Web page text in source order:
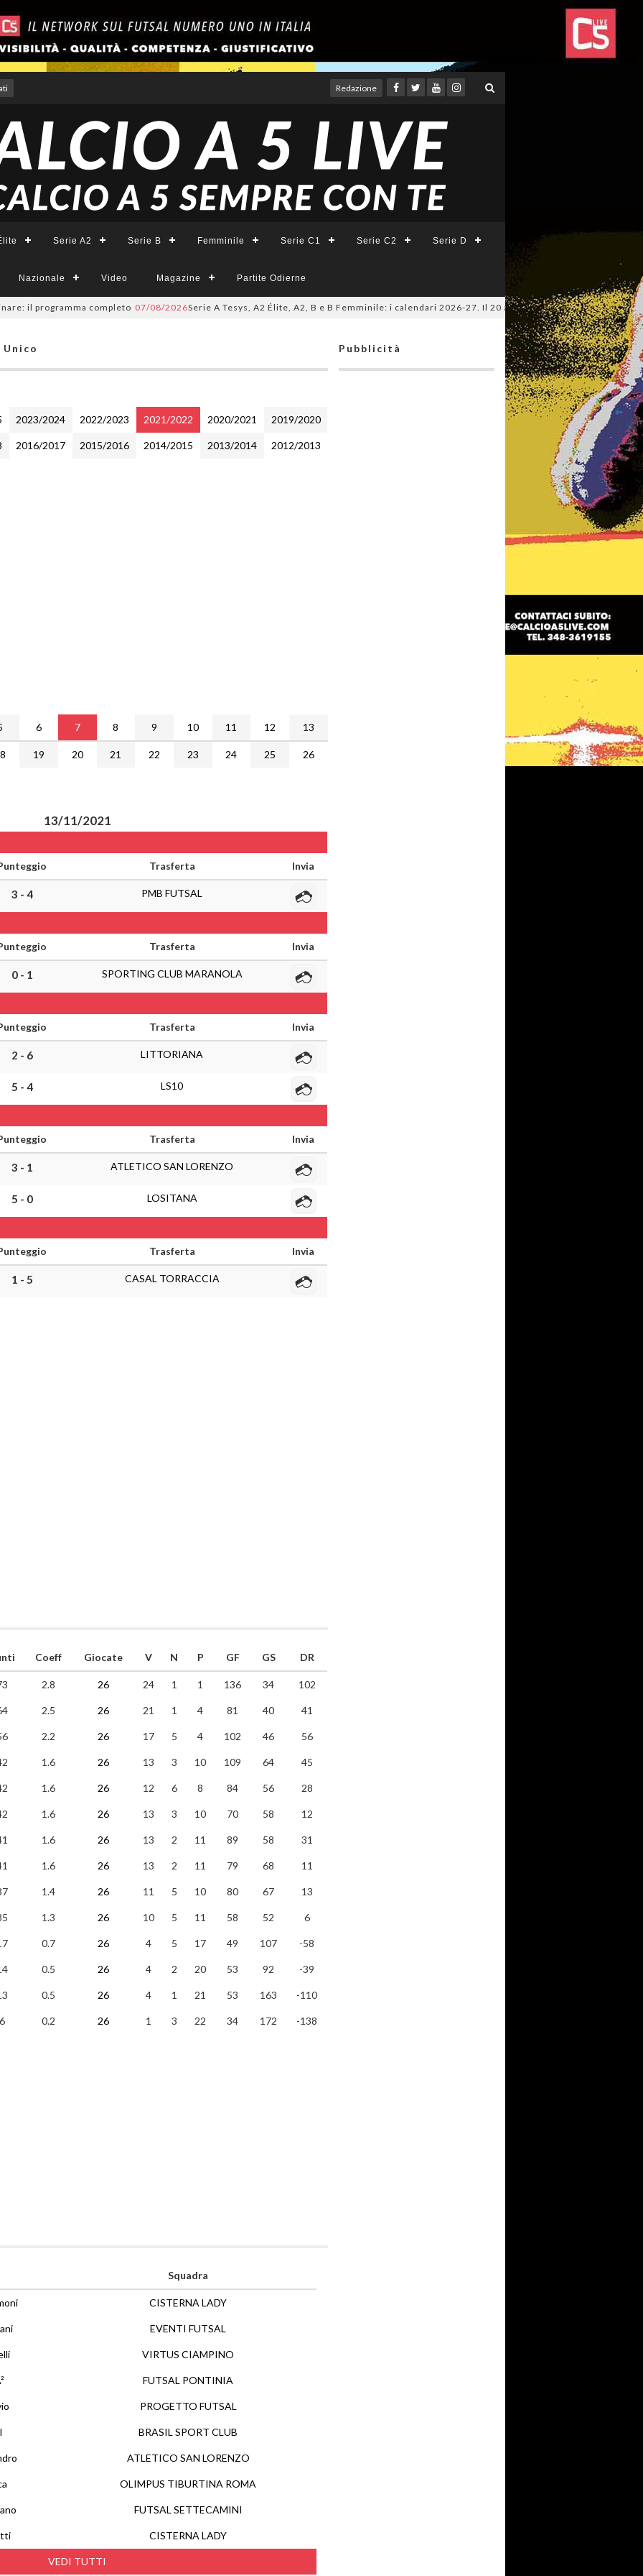
Redazione
Serie A2 Serie B Femminile Serie C1 Serie C2 Serie D
Nazionale Video Magazine Partite Odierne
completo 07/08/2026Serie A Tesys, A2 Élite, A2, B e B Femminile: i calendari 2026-27. Il 20 agosto la presentazione della Serie A
2023/2024 2022/2023 2021/2022 2020/2021 2019/2020
2016/2017 2015/2016 2014/2015 2013/2014 2012/2013
6 7 8 9 10 11 12 13
19 20 21 22 23 24 25
26
13/11/2021
Trasferta Invia
3 - 4 PMB FUTSAL
Trasferta Invia
0 - 1 SPORTING CLUB MARANOLA
Trasferta Invia
2 - 6 LITTORIANA
5 - 4 LS10
Trasferta Invia
3 - 1 ATLETICO SAN LORENZO
5 - 0 LOSITANA
Trasferta Invia
1 - 5 CASAL TORRACCIA
Coeff Giocate V N P GF GS DR
2.8 26 24 1 1 136 34 102
2.5 26 21 1 4 81 40 41
2.2 26 17 5 4 102 46 56
1.6 26 13 3 10 109 64 45
1.6 26 12 6 8 84 56 28
1.6 26 13 3 10 70 58 12
1.6 26 13 2 11 89 58 31
1.6 26 13 2 11 79 68 11
1.4 26 11 5 10 80 67 13
1.3 26 10 5 11 58 52 6
0.7 26 4 5 17 49 107 -58
0.5 26 4 2 20 53 92 -39
0.5 26 4 1 21 53 163 -110
6 0.2 26 1 3 22 34 172 -138
Squadra
VEDI TUTTI
CISTERNA LADY
EVENTI FUTSAL
VIRTUS CIAMPINO
FUTSAL PONTINIA
PROGETTO FUTSAL
BRASIL SPORT CLUB
ATLETICO SAN LORENZO
OLIMPUS TIBURTINA ROMA
FUTSAL SETTECAMINI
CISTERNA LADY
Pubblicità